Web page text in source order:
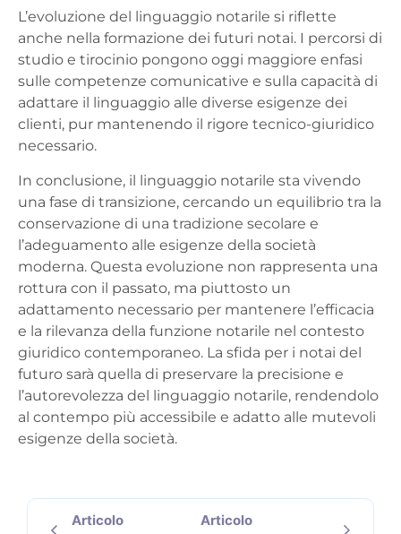
L’evoluzione del linguaggio notarile si riflette
anche nella formazione dei futuri notai. I percorsi di
studio e tirocinio pongono oggi maggiore enfasi
sulle competenze comunicative e sulla capacità di
adattare il linguaggio alle diverse esigenze dei
clienti, pur mantenendo il rigore tecnico-giuridico
necessario.
In conclusione, il linguaggio notarile sta vivendo
una fase di transizione, cercando un equilibrio tra la
conservazione di una tradizione secolare e
l’adeguamento alle esigenze della società
moderna. Questa evoluzione non rappresenta una
rottura con il passato, ma piuttosto un
adattamento necessario per mantenere l’efficacia
e la rilevanza della funzione notarile nel contesto
giuridico contemporaneo. La sfida per i notai del
futuro sarà quella di preservare la precisione e
l’autorevolezza del linguaggio notarile, rendendolo
al contempo più accessibile e adatto alle mutevoli
esigenze della società.
Articolo
Articolo